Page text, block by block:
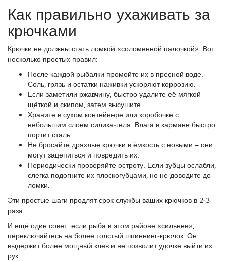
Как правильно ухаживать за
крючками
Крючки не должны стать ломкой «соломенной палочкой». Вот
несколько простых правил:
После каждой рыбалки промойте их в пресной воде.
Соль, грязь и остатки наживки ускоряют коррозию.
Если заметили ржавчину, быстро удалите её мягкой
щёткой и скипом, затем высушите.
Храните в сухом контейнере или коробочке с
небольшим слоем силика‑геля. Влага в кармане быстро
портит сталь.
Не бросайте дряхлые крючки в ёмкость с новыми – они
могут зацепиться и повредить их.
Периодически проверяйте остроту. Если зубцы ослабли,
слегка подогните их плоскогубцами, но не доводите до
ломки.
Эти простые шаги продлят срок службы ваших крючков в 2‑3
раза.
И ещё один совет: если рыба в этом районе «сильнее»,
переключайтесь на более толстый шпиннинг‑крючок. Он
выдержит более мощный клев и не позволит удочке выйти из
рук.